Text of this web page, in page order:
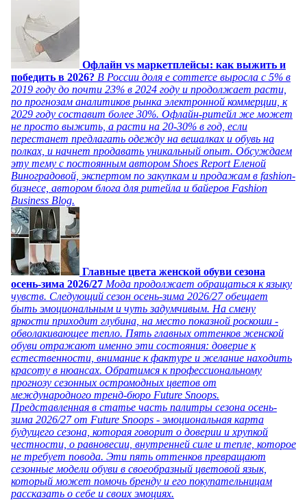
Офлайн vs маркетплейсы: как выжить и
победить в 2026? В России доля e commerce выросла с 5% в
2019 году до почти 23% в 2024 году и продолжает расти,
по прогнозам аналитиков рынка электронной коммерции, к
2029 году составит более 30%. Офлайн-ритейл же может
не просто выжить, а расти на 20-30% в год, если
перестанет предлагать одежду на вешалках и обувь на
полках, и начнет продавать уникальный опыт. Обсуждаем
эту тему с постоянным автором Shoes Report Еленой
Виноградовой, экспертом по закупкам и продажам в fashion-
бизнесе, автором блога для ритейла и байеров Fashion
Business Blog.
Главные цвета женской обуви сезона
осень-зима 2026/27 Мода продолжает обращаться к языку
чувств. Следующий сезон осень-зима 2026/27 обещает
быть эмоциональным и чуть задумчивым. На смену
яркости приходит глубина, на место показной роскоши -
обволакивающее тепло. Пять главных оттенков женской
обуви отражают именно эти состояния: доверие к
естественности, внимание к фактуре и желание находить
красоту в нюансах. Обратимся к профессиональному
прогнозу сезонных остромодных цветов от
международного тренд-бюро Future Snoops.
Представленная в статье часть палитры сезона осень-
зима 2026/27 от Future Snoops - эмоциональная карта
будущего сезона, которая говорит о доверии и хрупкой
честности, о равновесии, внутренней силе и тепле, которое
не требует повода. Эти пять оттенков превращают
сезонные модели обуви в своеобразный цветовой язык,
который может помочь бренду и его покупательницам
рассказать о себе и своих эмоциях.